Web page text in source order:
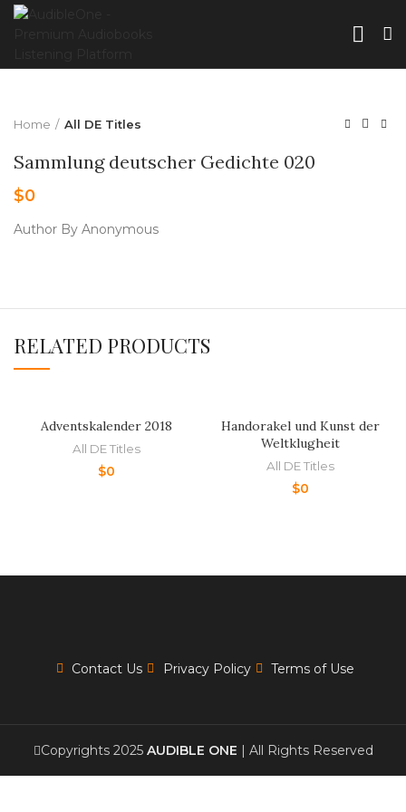
Home All DE Titles
Sammlung deutscher Gedichte 020
$0
Author By Anonymous
RELATED PRODUCTS
Adventskalender 2018
All DE Titles
$0
Handorakel und Kunst der
Weltklugheit
All DE Titles
$0
Contact Us Privacy Policy Terms of Use
Copyrights 2025 AUDIBLE ONE | All Rights Reserved